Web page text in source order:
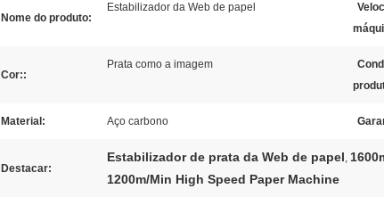
Nome do produto:
Estabilizador da Web de papel
Cor::
Prata como a imagem
Material: Aço carbono
Destacar:
Estabilizador de prata da Web de papel,
1200m/Min High Speed Paper Machine